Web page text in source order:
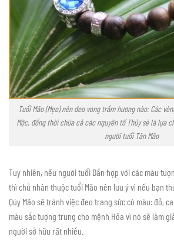
Tuổi Mão (Mẹo) nên đeo vòng trầm hương nào: Các
Mộc, đồng thời chứa cả các nguyên tố Thủy sẽ là lựa
người tuổi Tân Mão
Tuy nhiên, nếu người tuổi Dần hợp với các màu
thì chủ nhân thuộc tuổi Mão nên lưu ý vì nếu bạn
Qúy Mão sẽ tránh việc đeo trang sức có màu: đỏ,
màu sắc tượng trưng cho mệnh Hỏa vì nó sẽ làm
người sở hữu rất nhiều.